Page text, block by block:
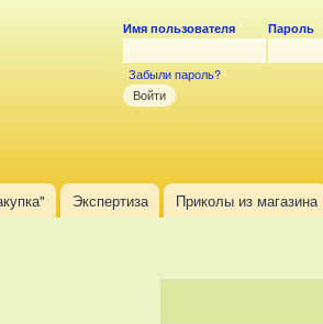
Вход на сайт
Имя пользователя* Пароль*
Забыли пароль?
Экспертиза Приколы из магазина